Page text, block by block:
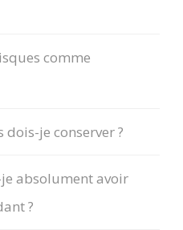
comme
je conserver ?
absolument avoir
?